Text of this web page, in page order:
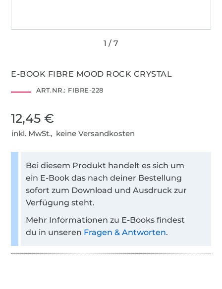
E-BOOK FIBRE MOOD ROCK CRYSTAL
ART.NR.: FIBRE-228
12,45 €
inkl. MwSt., keine Versandkosten
Bei diesem Produkt handelt es sich um
ein E-Book das nach deiner Bestellung
sofort zum Download und Ausdruck zur
Verfügung steht.
Mehr Informationen zu E-Books findest
du in unseren Fragen & Antworten.